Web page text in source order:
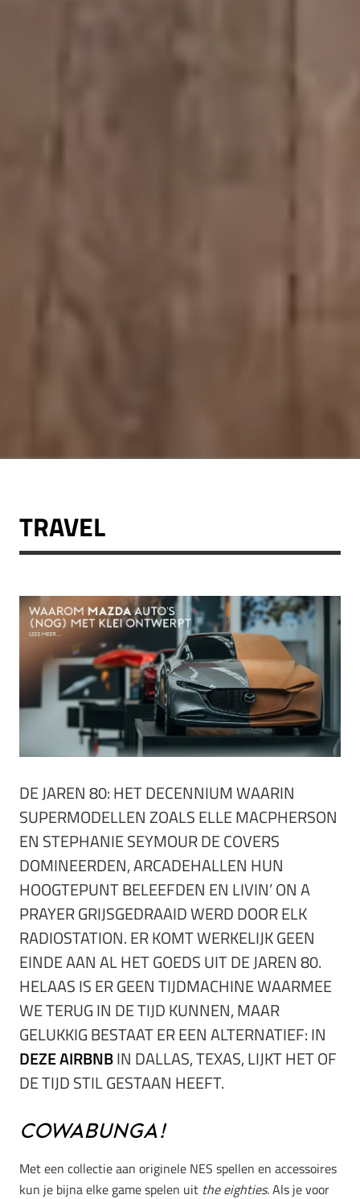
TRAVEL
DE JAREN 80: HET DECENNIUM WAARIN
SUPERMODELLEN ZOALS ELLE MACPHERSON
EN STEPHANIE SEYMOUR DE COVERS
DOMINEERDEN, ARCADEHALLEN HUN
HOOGTEPUNT BELEEFDEN EN LIVIN’ ON A
PRAYER GRIJSGEDRAAID WERD DOOR ELK
RADIOSTATION. ER KOMT WERKELIJK GEEN
EINDE AAN AL HET GOEDS UIT DE JAREN 80.
HELAAS IS ER GEEN TIJDMACHINE WAARMEE
WE TERUG IN DE TIJD KUNNEN, MAAR
GELUKKIG BESTAAT ER EEN ALTERNATIEF: IN
DEZE AIRBNBIN DALLAS, TEXAS, LIJKT HET OF
DE TIJD STIL GESTAAN HEEFT.
Cowabunga!
Met een collectie aan originele NES spellen en accessoires
kun je bijna elke game spelen uit the eighties. Als je voor